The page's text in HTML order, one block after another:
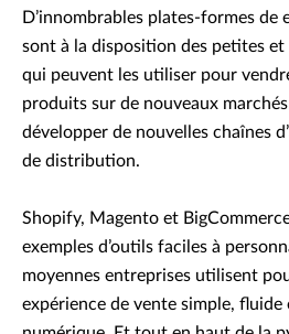
D’innombrables plates-formes de
sont à la disposition des petites et
qui peuvent les utiliser pour
produits sur de nouveaux
développer de nouvelles chaînes
de distribution.
Shopify, Magento et
exemples d’outils faciles à
moyennes entreprises utilisent
expérience de vente simple,